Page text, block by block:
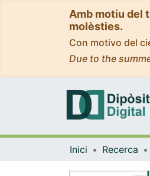
Amb motiu del
molèsties.
Con motivo del
Due to the
Inici Recerca